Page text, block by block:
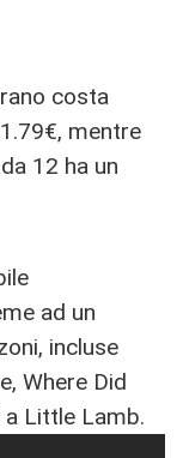
costa
mentre
12 ha un
ad un
incluse
Where Did
Little Lamb.